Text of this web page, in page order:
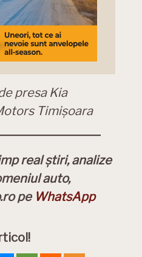
presa Kia
Timișoara
real știri, analize
auto,
pe WhatsApp